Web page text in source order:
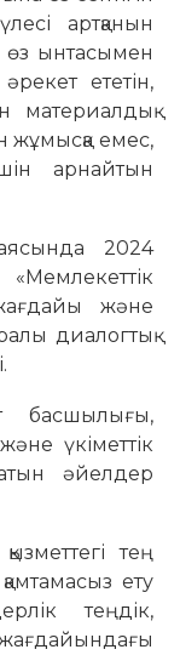
артқанын
өз ынтасымен
ететін,
материалдық
жұмысқа емес,
арнайтын
2024
жағдайы және
диалогтық
басшылығы,
үкіметтік
әйелдер
тең
ету
теңдік,